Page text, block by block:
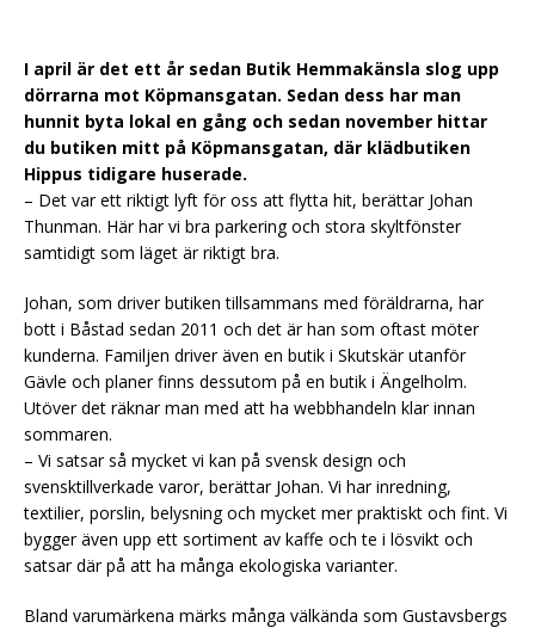
I april är det ett år sedan Butik Hemmakänsla slog upp
dörrarna mot Köpmansgatan. Sedan dess har man
hunnit byta lokal en gång och sedan november hittar
du butiken mitt på Köpmansgatan, där klädbutiken
Hippus tidigare huserade.
– Det var ett riktigt lyft för oss att flytta hit, berättar Johan
Thunman. Här har vi bra parkering och stora skyltfönster
samtidigt som läget är riktigt bra.
Johan, som driver butiken tillsammans med föräldrarna, har
bott i Båstad sedan 2011 och det är han som oftast möter
kunderna. Familjen driver även en butik i Skutskär utanför
Gävle och planer finns dessutom på en butik i Ängelholm.
Utöver det räknar man med att ha webbhandeln klar innan
sommaren.
– Vi satsar så mycket vi kan på svensk design och
svensktillverkade varor, berättar Johan. Vi har inredning,
textilier, porslin, belysning och mycket mer praktiskt och fint. Vi
bygger även upp ett sortiment av kaffe och te i lösvikt och
satsar där på att ha många ekologiska varianter.
Bland varumärkena märks många välkända som Gustavsbergs